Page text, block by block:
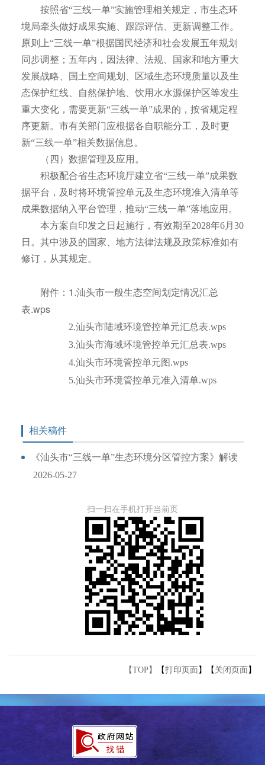
按照省“三线一单”实施管理相关规定，市生态环
境局牵头做好成果实施、跟踪评估、更新调整工作。
原则上“三线一单”根据国民经济和社会发展五年规划
同步调整；五年内，因法律、法规、国家和地方重大
发展战略、国土空间规划、区域生态环境质量以及生
态保护红线、自然保护地、饮用水水源保护区等发生
重大变化，需要更新“三线一单”成果的，按省规定程
序更新。市有关部门应根据各自职能分工，及时更
新“三线一单”相关数据信息。
（四）数据管理及应用。
积极配合省生态环境厅建立省“三线一单”成果数
据平台，及时将环境管控单元及生态环境准入清单等
成果数据纳入平台管理，推动“三线一单”落地应用。
本方案自印发之日起施行，有效期至2028年6月30
日。其中涉及的国家、地方法律法规及政策标准如有
修订，从其规定。
附件： 1.汕头市一般生态空间划定情况汇总
表.wps
2.汕头市陆域环境管控单元汇总表.wps
3.汕头市海域环境管控单元汇总表.wps
4.汕头市环境管控单元图.wps
5.汕头市环境管控单元准入清单.wps
相关稿件
《汕头市“三线一单”生态环境分区管控方案》解读
2026-05-27
扫一扫在手机打开当前页
【TOP】 【打印页面 】【 关闭页面 】